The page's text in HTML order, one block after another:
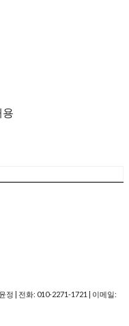
용
정 | 전화: 010-2271-1721 | 이메일: